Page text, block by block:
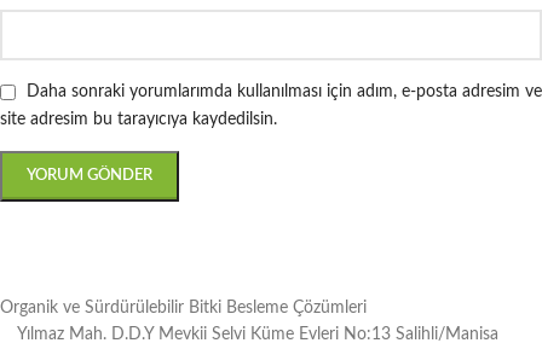
Daha sonraki yorumlarımda kullanılması için adım, e-posta adresim ve
site adresim bu tarayıcıya kaydedilsin.
Organik ve Sürdürülebilir Bitki Besleme Çözümleri
Yılmaz Mah. D.D.Y Mevkii Selvi Küme Evleri No:13 Salihli/Manisa